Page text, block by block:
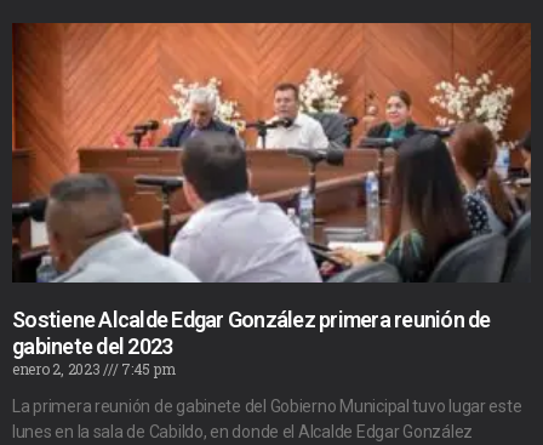
Sostiene Alcalde Edgar González primera reunión de
gabinete del 2023
enero 2, 2023
7:45 pm
La primera reunión de gabinete del Gobierno Municipal tuvo lugar este
lunes en la sala de Cabildo, en donde el Alcalde Edgar González